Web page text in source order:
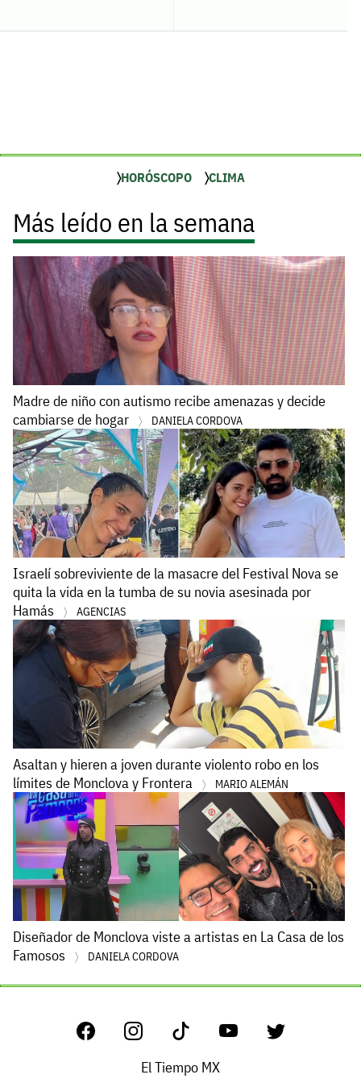
HORÓSCOPO CLIMA
Más leído en la semana
Madre de niño con autismo recibe amenazas y decide
cambiarse de hogar
DANIELA CORDOVA
Israelí sobreviviente de la masacre del Festival Nova se
quita la vida en la tumba de su novia asesinada por
Hamás
AGENCIAS
Asaltan y hieren a joven durante violento robo en los
límites de Monclova y Frontera
MARIO ALEMÁN
Diseñador de Monclova viste a artistas en La Casa de los
Famosos
DANIELA CORDOVA
El Tiempo MX